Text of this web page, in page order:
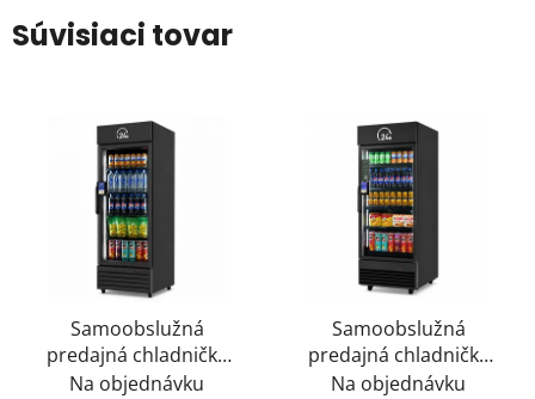
Súvisiaci tovar
Samoobslužná
predajná chladnička
MINI
Na objednávku
Samoobslužná
predajná chladnička
PLUS
Na objednávku